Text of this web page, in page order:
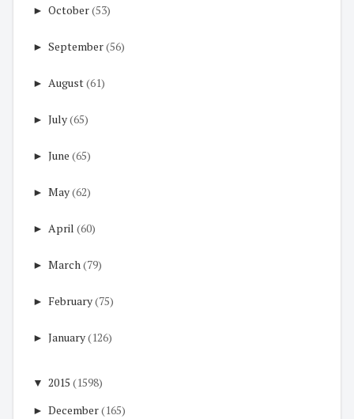
► October(53)
► September(56)
► August(61)
► July(65)
► June (65)
► May(62)
► April (60)
► March(79)
► February(75)
► January(126)
▼ 2015 (1598)
► December(165)